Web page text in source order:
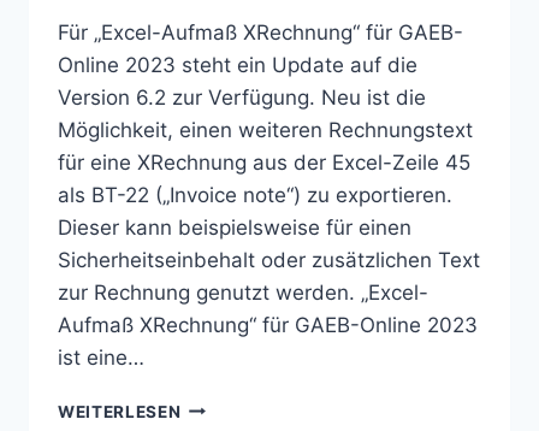
Für „Excel-Aufmaß XRechnung“ für GAEB-
Online 2023 steht ein Update auf die
Version 6.2 zur Verfügung. Neu ist die
Möglichkeit, einen weiteren Rechnungstext
für eine XRechnung aus der Excel-Zeile 45
als BT-22 („Invoice note“) zu exportieren.
Dieser kann beispielsweise für einen
Sicherheitseinbehalt oder zusätzlichen Text
zur Rechnung genutzt werden. „Excel-
Aufmaß XRechnung“ für GAEB-Online 2023
ist eine…
WEITERLESEN UPDATE: